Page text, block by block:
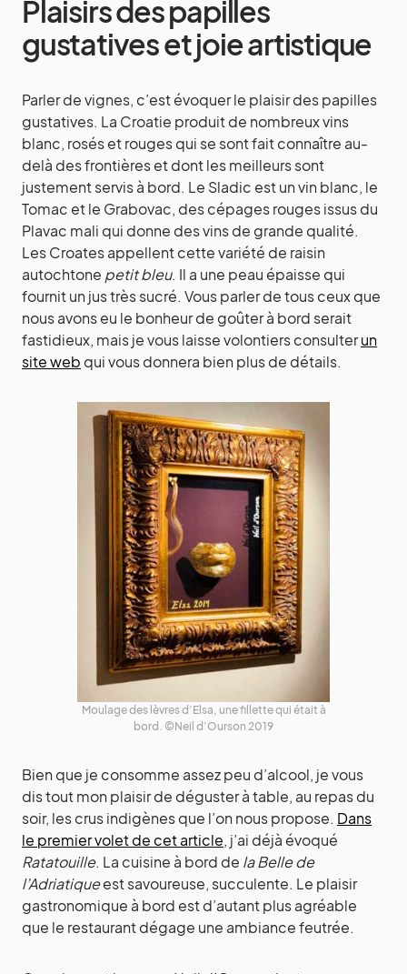
Plaisirs des papilles
gustatives et joie artistique
Parler de vignes, c’est évoquer le plaisir des papilles
gustatives. La Croatie produit de nombreux vins
blanc, rosés et rouges qui se sont fait connaître au-
delà des frontières et dont les meilleurs sont
justement servis à bord. Le Sladic est un vin blanc, le
Tomac et le Grabovac, des cépages rouges issus du
Plavac mali qui donne des vins de grande qualité.
Les Croates appellent cette variété de raisin
autochtone petit bleu. Il a une peau épaisse qui
fournit un jus très sucré. Vous parler de tous ceux que
nous avons eu le bonheur de goûter à bord serait
fastidieux, mais je vous laisse volontiers consulterun
site web qui vous donnera bien plus de détails.
Moulage des lèvres d’Elsa, une fillette qui était à
bord. ©Neil d’Ourson 2019
Bien que je consomme assez peu d’alcool, je vous
dis tout mon plaisir de déguster à table, au repas du
soir, les crus indigènes que l’on nous propose. Dans
le premier volet de cet article, j’ai déjà évoqué
Ratatouille. La cuisine à bord de la Belle de
l’Adriatiqueest savoureuse, succulente. Le plaisir
gastronomique à bord est d’autant plus agréable
que le restaurant dégage une ambiance feutrée.